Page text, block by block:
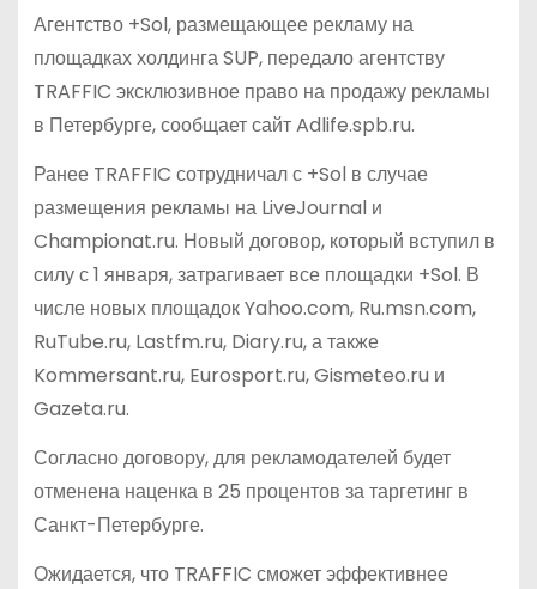
Агентство +Sol, размещающее рекламу на
площадках холдинга SUP, передало агентству
TRAFFIC эксклюзивное право на продажу рекламы
в Петербурге, сообщает сайт Adlife.spb.ru.
Ранее TRAFFIC сотрудничал с +Sol в случае
размещения рекламы на LiveJournal и
Championat.ru. Новый договор, который вступил в
силу с 1 января, затрагивает все площадки +Sol. В
числе новых площадок Yahoo.com, Ru.msn.com,
RuTube.ru, Lastfm.ru, Diary.ru, а также
Kommersant.ru, Eurosport.ru, Gismeteo.ru и
Gazeta.ru.
Согласно договору, для рекламодателей будет
отменена наценка в 25 процентов за таргетинг в
Санкт-Петербурге.
Ожидается, что TRAFFIC сможет эффективнее